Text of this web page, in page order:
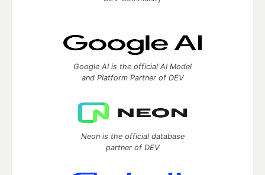
Google AI is the official AI Model
and Platform Partner of DEV
Neon is the official database
partner of DEV